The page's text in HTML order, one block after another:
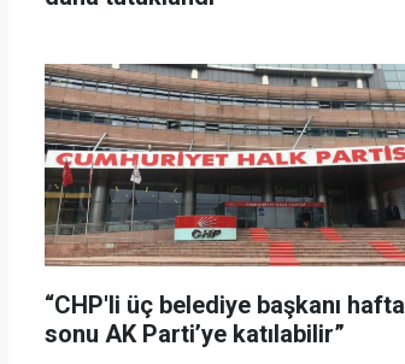
“CHP'li üç belediye başkanı hafta
sonu AK Parti’ye katılabilir”